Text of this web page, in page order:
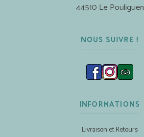
44510 Le Pouliguen
NOUS SUIVRE !
INFORMATIONS
Livraison et Retours